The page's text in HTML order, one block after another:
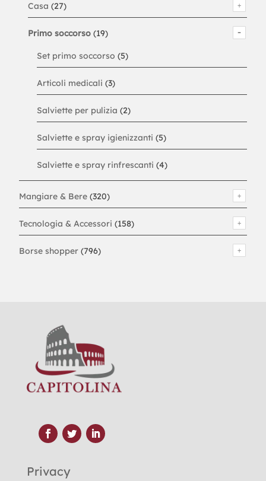
Casa (27)
Primo soccorso (19)
Set primo soccorso (5)
Articoli medicali (3)
Salviette per pulizia (2)
Salviette e spray igienizzanti (5)
Salviette e spray rinfrescanti (4)
Mangiare & Bere (320)
Tecnologia & Accessori (158)
Borse shopper (796)
Privacy